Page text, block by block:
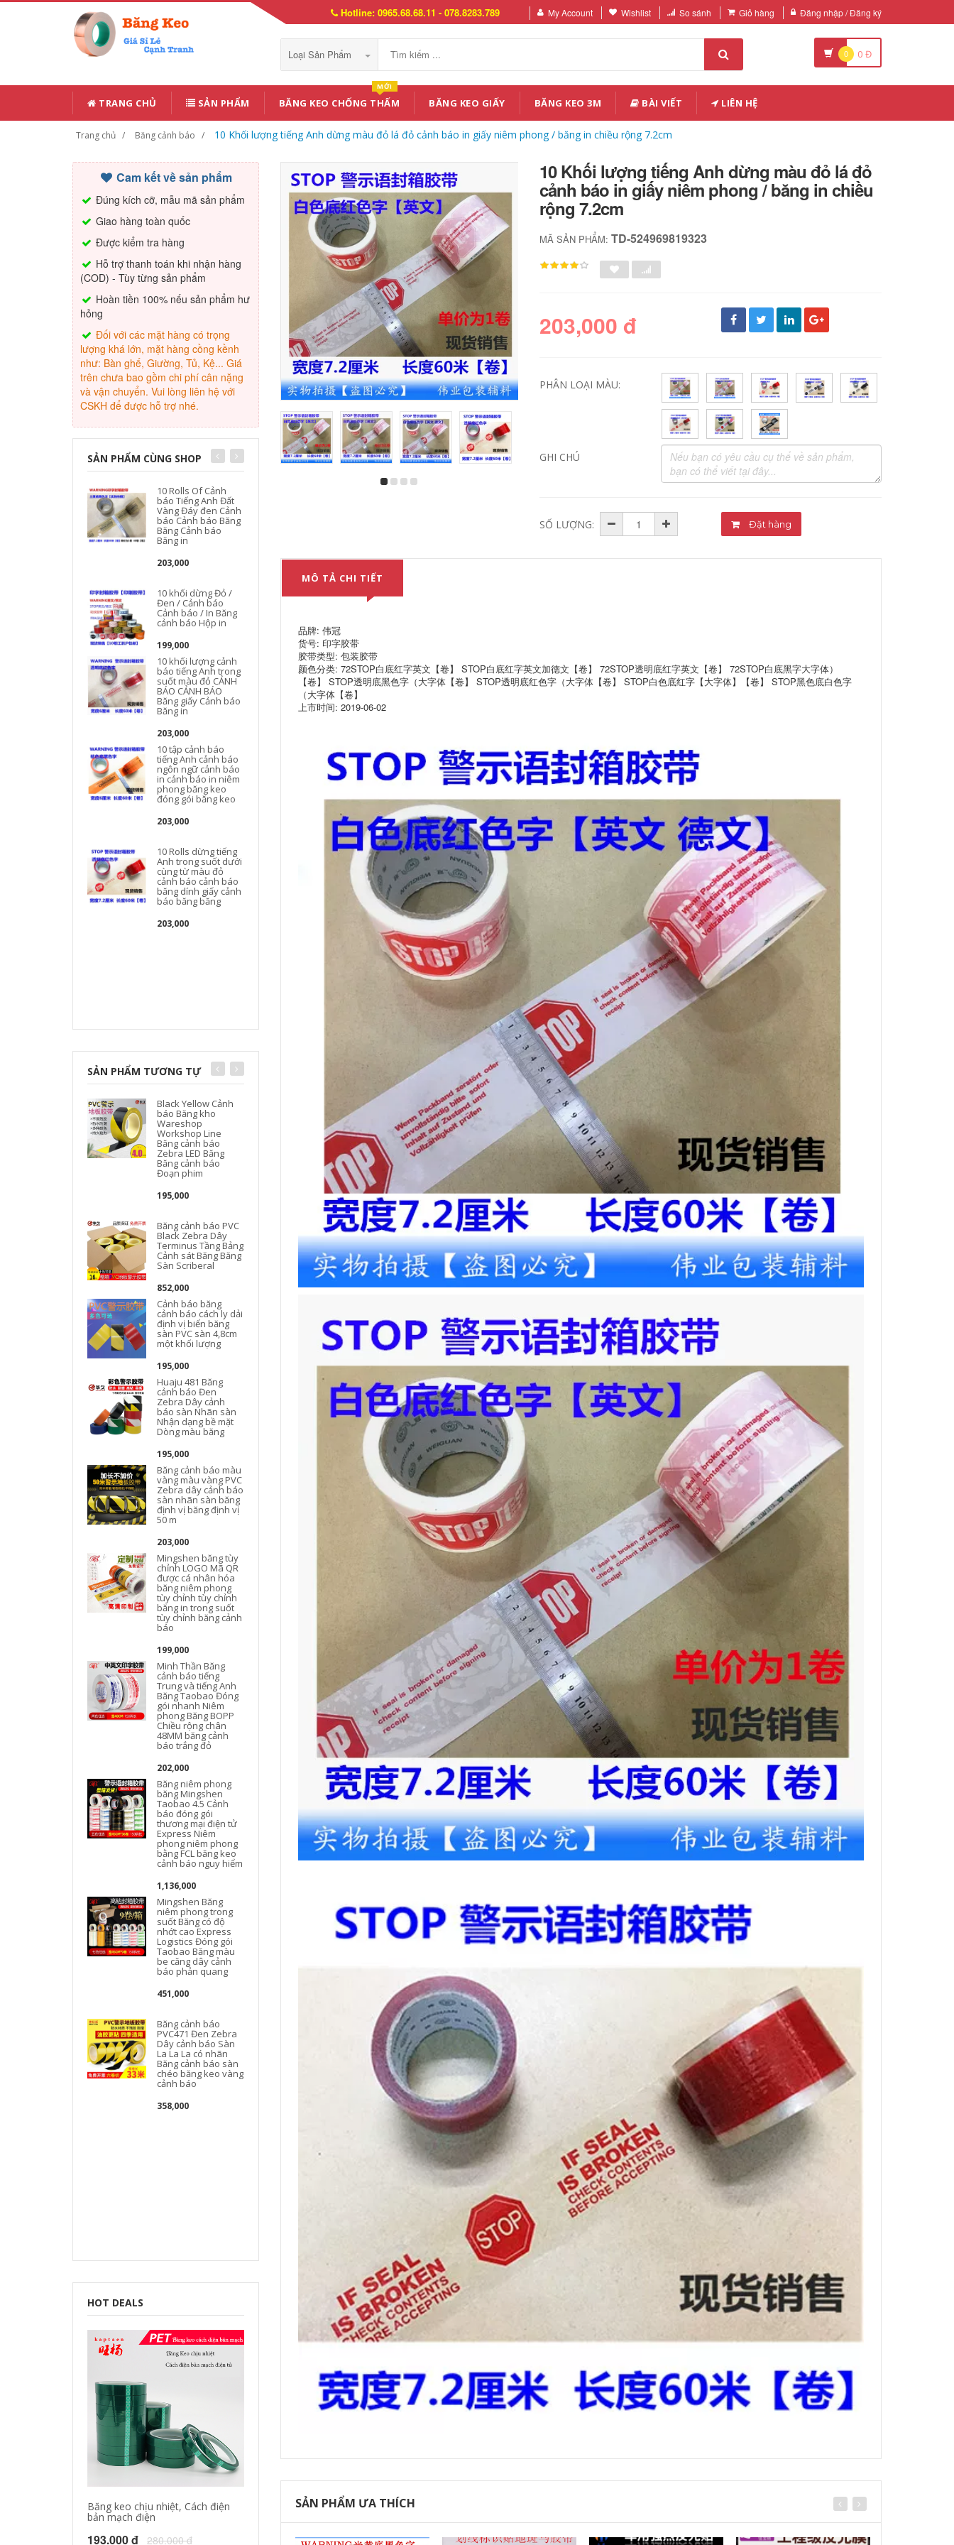
Hotline: 0965.68.68.11 - 078.8283.789 My Account Wishlist So sánh Giỏ hàng Đăng nhập / Đăng ký
Loại Sản Phẩm 0 0 Đ
TRANG CHỦ SẢN PHẨM BĂNG KEO CHỐNG THẤM
MỚI
BĂNG KEO GIẤY BĂNG KEO 3M BÀI VIẾT LIÊN HỆ
Trang chủ Băng cảnh báo 10 Khối lượng tiếng Anh dừng màu đỏ lá đỏ cảnh báo in giấy niêm phong / băng in chiều rộng 7.2cm
Cam kết về sản phẩm
Đúng kích cỡ, mẫu mã sản phẩm
Giao hàng toàn quốc
Được kiểm tra hàng
Hỗ trợ thanh toán khi nhận hàng
(COD) - Tùy từng sản phẩm
Hoàn tiền 100% nếu sản phẩm hư
hỏng
Đối với các mặt hàng có trọng
lượng khá lớn, mặt hàng cồng kềnh
như: Bàn ghế, Giường, Tủ, Kệ... Giá
trên chưa bao gồm chi phí cân nặng
và vận chuyển. Vui lòng liên hệ với
CSKH để được hỗ trợ nhé.
SẢN PHẨM CÙNG SHOP
10 Rolls Of Cảnh
báo Tiếng Anh Đất
Vàng Đáy đen Cảnh
báo Cảnh báo Băng
Băng Cảnh báo
Băng in
203,000
10 khối dừng Đỏ /
Đen / Cảnh báo
Cảnh báo / In Băng
cảnh báo Hộp in
199,000
10 khối lượng cảnh
báo tiếng Anh trong
suốt màu đỏ CẢNH
BÁO CẢNH BÁO
Băng giấy Cảnh báo
Băng in
203,000
10 tập cảnh báo
tiếng Anh cảnh báo
ngôn ngữ cảnh báo
in cảnh báo in niêm
phong băng keo
đóng gói băng keo
203,000
10 Rolls dừng tiếng
Anh trong suốt dưới
cùng từ màu đỏ
cảnh báo cảnh báo
băng dính giấy cảnh
báo băng băng
203,000
203,000
báo tiếng Anh cảnh
phong băng keo
đóng gói
203,000
10 Rolls of English
Warning Orange
Dưới màu đen Cảnh
báo Word In Cảnh
199,000
Hoa văn màu trắng
đáy hoa màu đỏ
niêm phong hộp in
7cm mở rộng
207,000
Dừng tiếng Anh
Cảnh báo Băng
Cảnh báo Đen Đáy
trắng In Băng Niêm
phong Băng
Word Word Word
Word Word Word
Word Word Word
203,000
Băng in 10 Khối
lượng Cảnh báo
Ngôn ngữ In Cảnh
báo In Niêm phong
Băng
203,000
Cảnh báo tiếng Anh
màu be.
203,000
10 Rolls of English
Cảnh báo màu be
đỏ CẢNH BÁO
NGÔN NGỮ IN Cảnh
báo In niêm phong
203,000
SẢN PHẨM TƯƠNG TỰ
Black Yellow Cảnh
báo Băng kho
Wareshop
Workshop Line
Băng cảnh báo
Zebra LED Băng
Băng cảnh báo
Đoạn phim
195,000
Băng cảnh báo PVC
Black Zebra Dây
Terminus Tầng Bảng
Cảnh sát Băng Băng
Sàn Scriberal
852,000
Cảnh báo băng
cảnh báo cách ly dải
định vị biển băng
sàn PVC sàn 4,8cm
một khối lượng
195,000
Huaju 481 Băng
cảnh báo Đen
Zebra Dây cảnh
báo sàn Nhãn sàn
Nhận dạng bề mặt
Dòng màu băng
195,000
Băng cảnh báo màu
vàng màu vàng PVC
Zebra dây cảnh báo
sàn nhãn sàn băng
định vị băng định vị
50 m
203,000
Mingshen băng tùy
chỉnh LOGO Mã QR
được cá nhân hóa
băng niêm phong
tùy chỉnh tùy chỉnh
băng in trong suốt
tùy chỉnh băng cảnh
báo
199,000
Minh Thần Băng
cảnh báo tiếng
Trung và tiếng Anh
Băng Taobao Đóng
gói nhanh Niêm
phong Băng BOPP
Chiều rộng chân
48MM băng cảnh
báo trắng đỏ
202,000
Băng niêm phong
băng Mingshen
Taobao 4.5 Cảnh
báo đóng gói
thương mại điện tử
Express Niêm
phong niêm phong
bằng FCL băng keo
cảnh báo nguy hiểm
1,136,000
Mingshen Băng
niêm phong trong
suốt Băng có độ
nhớt cao Express
Logistics Đóng gói
Taobao Băng màu
be căng dây cảnh
báo phản quang
451,000
Băng cảnh báo
PVC471 Đen Zebra
Dây cảnh báo Sàn
La La La có nhãn
Băng cảnh báo sàn
chéo băng keo vàng
cảnh báo
358,000
471 Băng cảnh báo
PVC Black Zebra
Dây cảnh báo sàn
Tầng 5S Logo Màu
băng qua sàn băng
keo cảnh báo vàng
đen
206,000
Duyệt 5s Định vị
máy tính để bàn
Nhận dạng Băng
màu Transformer
Vòng hoa cách nhiệt
Marath Băng Pet
chống thấm nước
chống cháy Nhiệt độ
198,000
471 Băng cảnh báo
màu vàng PVC màu
Crossing Cảnh báo
dán sàn Sàn logo
Băng tuyến tính
màu cuộn băng rào
471 Băng cảnh báo
Nhà xưởng không
bụi Băng sàn 33 m
Đen Zebra Dây báo
cuộn băng cảnh báo
Màu Băng Scribe
Dây cảnh báo cách
ly Nhận dạng Dán
sàn Sàn băng Màu
5S Định vị Scribe
Băng sàn chống
thấm băng cảnh báo
trắng đỏ
199,000
PVC 471 Băng cảnh
báo Đen Vàng Đen
Ngựa vằn Dây cảnh
báo Sàn nhãn Bề
Băng định vị băng
cảnh báo tam giác
499,000
Băng keo đánh dấu
Tiếng Anh bảo vệ
tĩnh điện không
bám bụi xưởng
đánh dấu sàn Keo
dán sàn báo giá
Benyida 471 băng
cảnh báo chéo màu
xanh băng PVC
băng ngựa vằn màu
xanh băng cảnh
báo sàn băng giá
băng báo hiệu cáp
xanh lá cây Băng
Benyida 471 băng
cảnh báo đánh dấu
màu xanh lá cây và
trắng Băng PVC
ngựa vằn Băng cảnh
báo màu xanh lá
201,000
Cảnh sát Huang
Hao Hiển thị băng
Bán buôn PVC
Huanghuo Cảnh sát
Hiển thị băng 10.000
Băng cảnh báo màu
194,000
PVC Black Yellow
Cảnh báo Băng
Cảnh báo Dán màu
Zebra Logo Băng
Băng
191,000
Cảnh sát Huang Hai
Hiển thị băng Bán
buôn PVC
Huanghuo Cảnh sát
Hiển thị băng rộng
4,8cm Ngựa vằn đen
Đóng Băng mặt đất
192,000
10 Rolls Of Cảnh
báo Tiếng Anh Đất
Vàng Đáy đen Cảnh
báo Cảnh báo Băng
Băng Cảnh báo
203,000
Băng cảnh báo từ
màu xanh lá cây
màu trắng Băng
đóng gói 4.2 Độ dày
có sẵn 2.4 Băng đen
193,000
10 khối dừng Đỏ /
Đen / Cảnh báo
Cảnh báo / In Băng
cảnh báo Hộp in
10 khối lượng cảnh
báo Warven Băng
niêm phong trong
tiếng Anh Dừng từ
dưới trong suốt từ
đỏ 72mm * 60m In
203,000
10 khối lượng cảnh
báo tiếng Anh trong
suốt màu đỏ CẢNH
203,000
10 Rolls tiếng Anh
niêm phong Băng
keo
199,000
HOT DEALS
Băng keo chịu nhiệt, Cách điện
bản mạch điện
193.000 đ 280.000 đ
10 Khối lượng tiếng Anh dừng màu đỏ lá đỏ
cảnh báo in giấy niêm phong / băng in chiều
rộng 7.2cm
MÃ SẢN PHẨM:TD-524969819323
203,000 đ
PHÂN LOẠI MÀU:
GHI CHÚ
SỐ LƯỢNG: Đặt hàng
MÔ TẢ CHI TIẾT
品牌: 伟冠
货号: 印字胶带
胶带类型: 包装胶带
颜色分类: 72STOP白底红字英文【卷】 STOP白底红字英文加德文【卷】 72STOP透明底红字英文【卷】 72STOP白底黑字大字体）
【卷】 STOP透明底黑色字（大字体【卷】 STOP透明底红色字（大字体【卷】 STOP白色底红字【大字体】【卷】 STOP黑色底白色字
（大字体【卷】
上市时间: 2019-06-02
SẢN PHẨM ƯA THÍCH